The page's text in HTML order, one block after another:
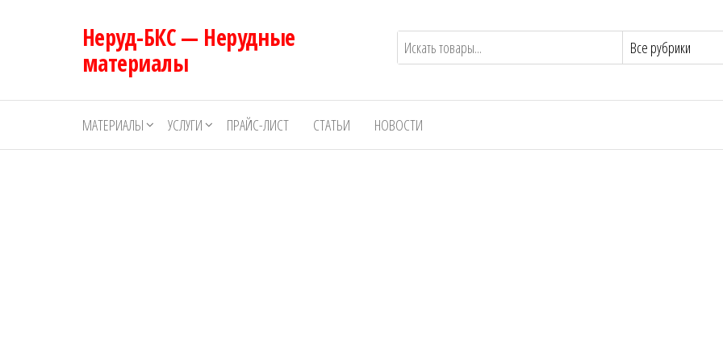
Неруд-БКС — Нерудные
материалы
МАТЕРИАЛЫ УСЛУГИ ПРАЙС-ЛИСТ СТАТЬИ НОВОСТИ